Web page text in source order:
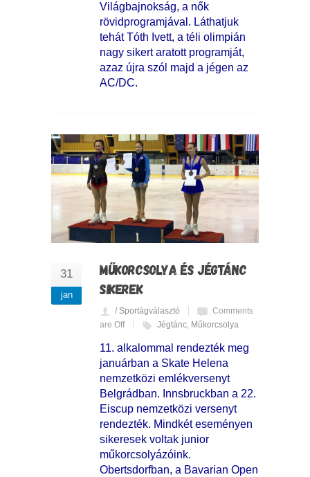
Világbajnokság, a nők
rövidprogramjával. Láthatjuk
tehát Tóth Ivett, a téli olimpián
nagy sikert aratott programját,
azaz újra szól majd a jégen az
AC/DC.
31
jan
MŰKORCSOLYA ÉS JÉGTÁNC
SIKEREK
/ Sportágválasztó
Comments
are Off
Jégtánc, Műkorcsolya
11. alkalommal rendezték meg
januárban a Skate Helena
nemzetközi emlékversenyt
Belgrádban. Innsbruckban a 22.
Eiscup nemzetközi versenyt
rendezték. Mindkét eseményen
sikeresek voltak junior
műkorcsolyázóink.
Obertsdorfban, a Bavarian Open